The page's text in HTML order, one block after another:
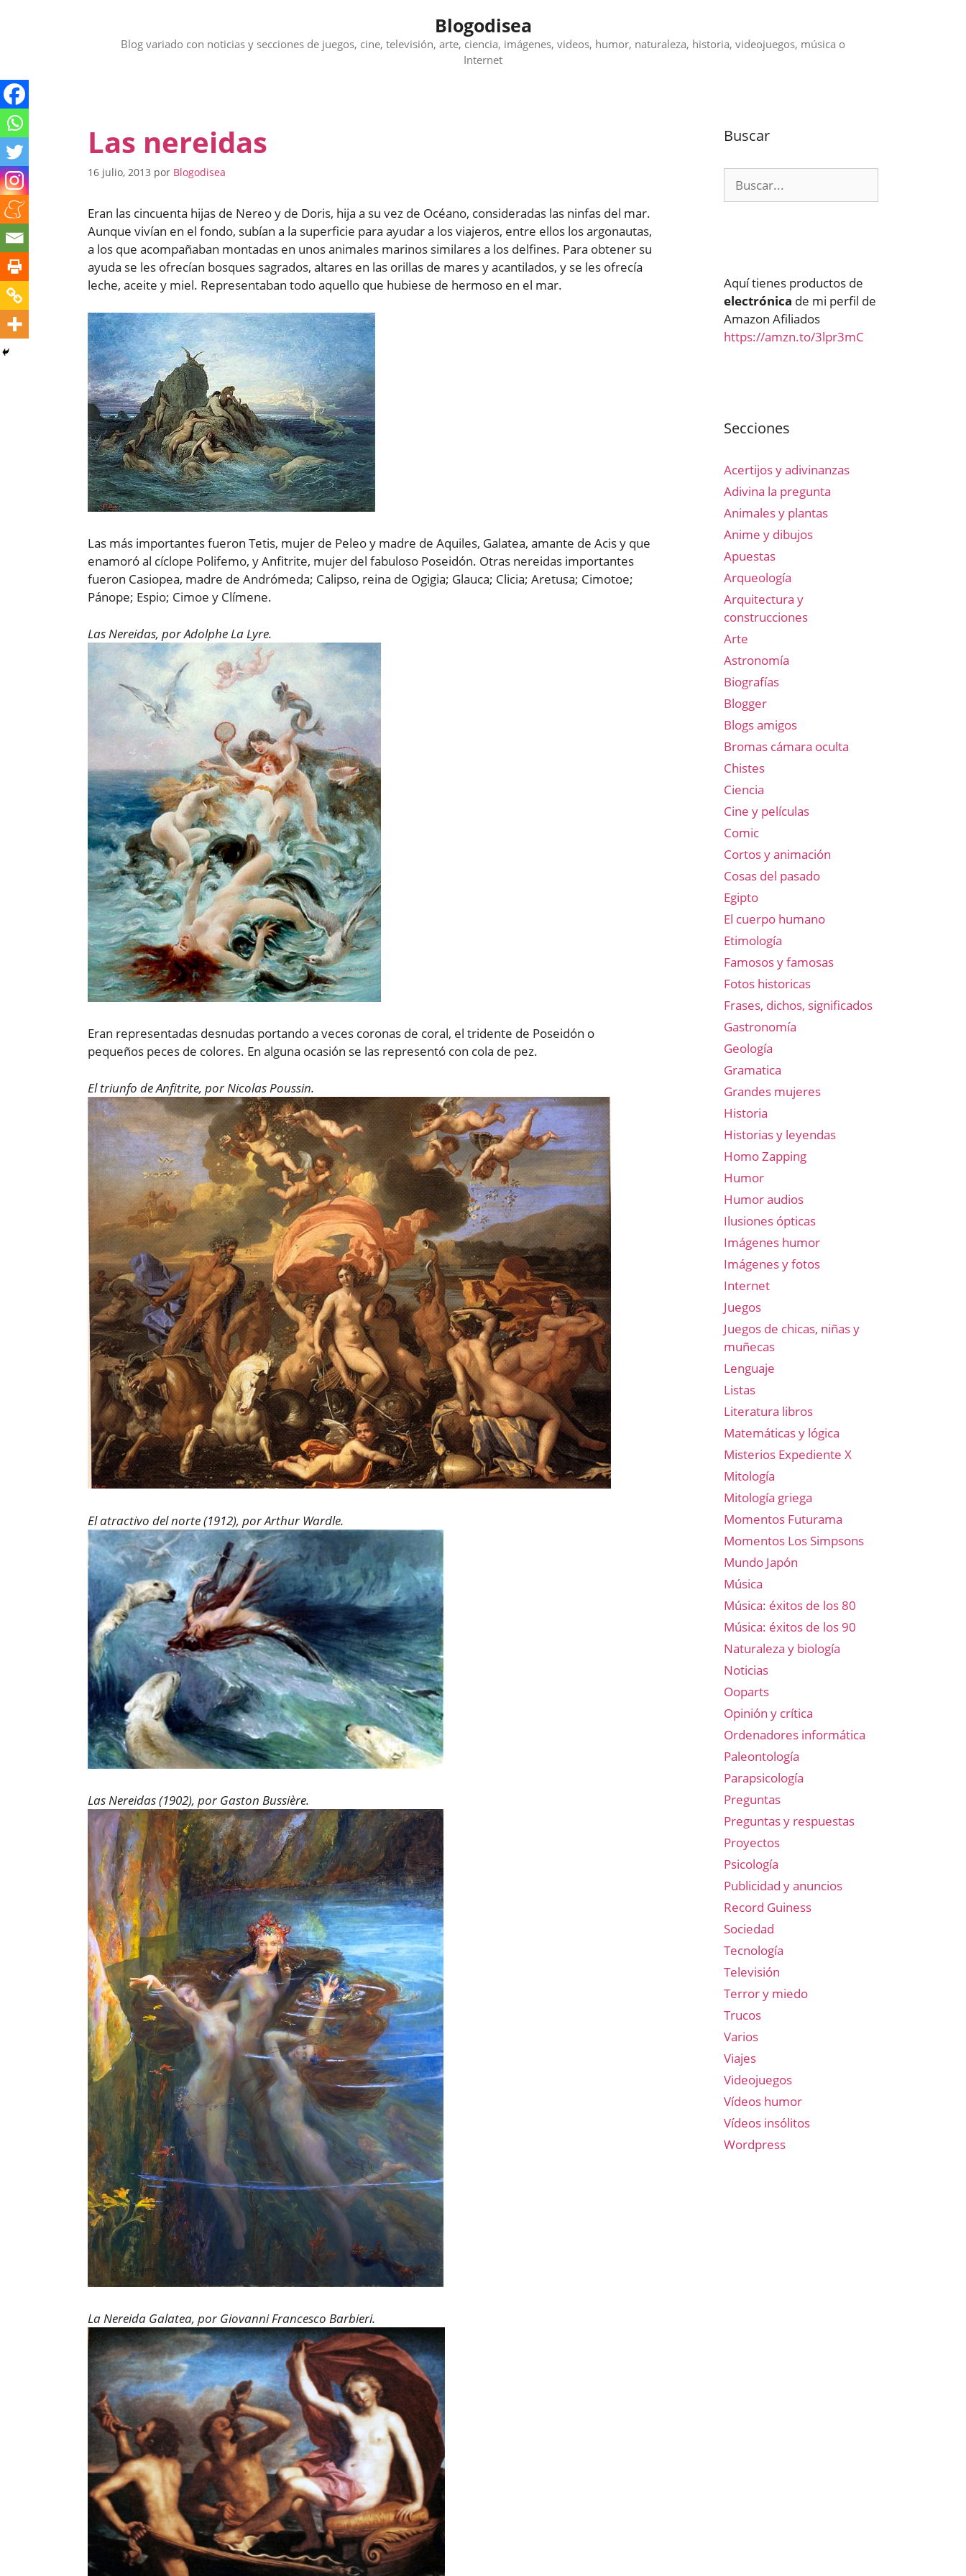
Blogodisea
Blog variado con noticias y secciones de juegos, cine, televisión, arte, ciencia, imágenes, videos, humor, naturaleza, historia, videojuegos, música o
Internet
Las nereidas
16 julio, 2013 por Blogodisea
Eran las cincuenta hijas de Nereo y de Doris, hija a su vez de Océano, consideradas las ninfas del mar.
Aunque vivían en el fondo, subían a la superficie para ayudar a los viajeros, entre ellos los argonautas,
a los que acompañaban montadas en unos animales marinos similares a los delfines. Para obtener su
ayuda se les ofrecían bosques sagrados, altares en las orillas de mares y acantilados, y se les ofrecía
leche, aceite y miel. Representaban todo aquello que hubiese de hermoso en el mar.
Las más importantes fueron Tetis, mujer de Peleo y madre de Aquiles, Galatea, amante de Acis y que
enamoró al cíclope Polifemo, y Anfitrite, mujer del fabuloso Poseidón. Otras nereidas importantes
fueron Casiopea, madre de Andrómeda; Calipso, reina de Ogigia; Glauca; Clicia; Aretusa; Cimotoe;
Pánope; Espio; Cimoe y Clímene.
Las Nereidas, por Adolphe La Lyre.
Eran representadas desnudas portando a veces coronas de coral, el tridente de Poseidón o
pequeños peces de colores. En alguna ocasión se las representó con cola de pez.
El triunfo de Anfitrite, por Nicolas Poussin.
El atractivo del norte (1912), por Arthur Wardle.
Las Nereidas (1902), por Gaston Bussière.
La Nereida Galatea, por Giovanni Francesco Barbieri.
Buscar
Aquí tienes productos de
electrónica de mi perfil de
Amazon Afiliados
https://amzn.to/3lpr3mC
Secciones
Acertijos y adivinanzas
Adivina la pregunta
Animales y plantas
Anime y dibujos
Apuestas
Arqueología
Arquitectura y
construcciones
Arte
Astronomía
Biografías
Blogger
Blogs amigos
Bromas cámara oculta
Chistes
Ciencia
Cine y películas
Comic
Cortos y animación
Cosas del pasado
Egipto
El cuerpo humano
Etimología
Famosos y famosas
Fotos historicas
Frases, dichos, significados
Gastronomía
Geología
Gramatica
Grandes mujeres
Historia
Historias y leyendas
Homo Zapping
Humor
Humor audios
Ilusiones ópticas
Imágenes humor
Imágenes y fotos
Internet
Juegos
Juegos de chicas, niñas y
muñecas
Lenguaje
Listas
Literatura libros
Matemáticas y lógica
Misterios Expediente X
Mitología
Mitología griega
Momentos Futurama
Momentos Los Simpsons
Mundo Japón
Música
Música: éxitos de los 80
Música: éxitos de los 90
Naturaleza y biología
Noticias
Ooparts
Opinión y crítica
Ordenadores informática
Paleontología
Parapsicología
Preguntas
Preguntas y respuestas
Proyectos
Psicología
Publicidad y anuncios
Record Guiness
Sociedad
Tecnología
Televisión
Terror y miedo
Trucos
Varios
Viajes
Videojuegos
Vídeos humor
Vídeos insólitos
Wordpress